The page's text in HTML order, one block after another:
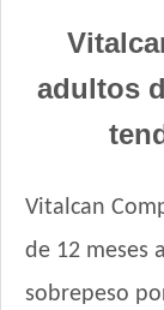
Maintenance
Maussy Gatos
Maxxium Gato
MisterPet Gato
Montañés Gato
Nature Gatos
adultos
Vitalcan
de 12 meses
sobrepeso